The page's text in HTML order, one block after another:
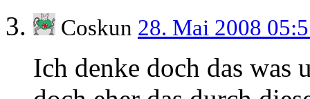
Coskun 28. Mai 2008
Ich denke doch das was